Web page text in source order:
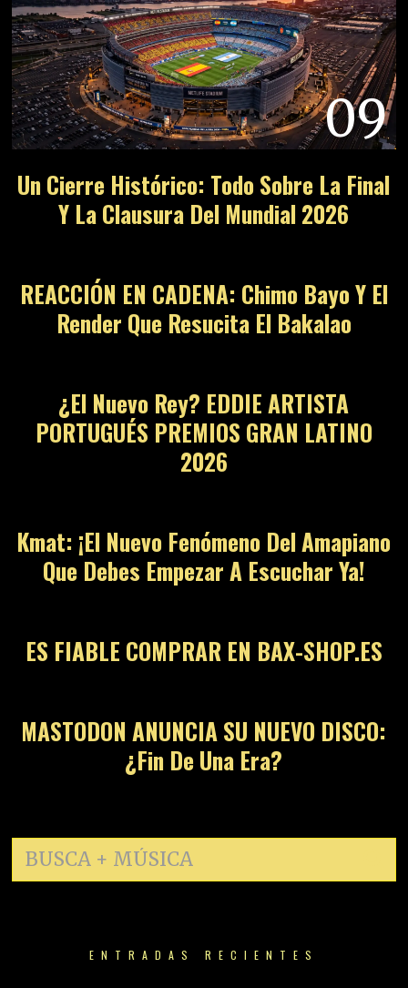
09
Un Cierre Histórico: Todo Sobre La Final
Y La Clausura Del Mundial 2026
10
REACCIÓN EN CADENA: Chimo Bayo Y El
Render Que Resucita El Bakalao
11
¿El Nuevo Rey? EDDIE ARTISTA
PORTUGUÉS PREMIOS GRAN LATINO
2026
Kmat: ¡El Nuevo Fenómeno Del Amapiano
Que Debes Empezar A Escuchar Ya!
13
ES FIABLE COMPRAR EN BAX-SHOP.ES
14
MASTODON ANUNCIA SU NUEVO DISCO:
¿Fin De Una Era?
ENTRADAS RECIENTES